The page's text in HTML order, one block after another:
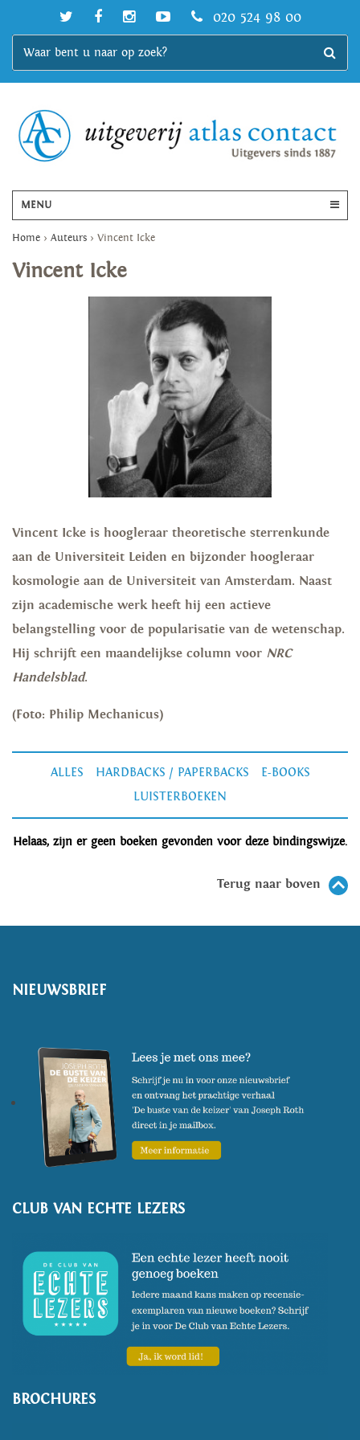
020 524 98 00
MENU
Home > Auteurs > Vincent Icke
Vincent Icke
Vincent Icke is hoogleraar theoretische sterrenkunde
aan de Universiteit Leiden en bijzonder hoogleraar
kosmologie aan de Universiteit van Amsterdam. Naast
zijn academische werk heeft hij een actieve
belangstelling voor de popularisatie van de wetenschap.
Hij schrijft een maandelijkse column voor NRC
Handelsblad.
(Foto: Philip Mechanicus)
ALLES HARDBACKS / PAPERBACKS
E-BOOKS
LUISTERBOEKEN
Helaas, zijn er geen boeken gevonden voor deze bindingswijze.
Terug naar boven
NIEUWSBRIEF
CLUB VAN ECHTE LEZERS
BROCHURES